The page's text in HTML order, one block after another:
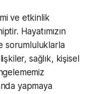
ve etkinlik
Hayatımızın
sorumluluklarla
sağlık, kişisel
yapmaya